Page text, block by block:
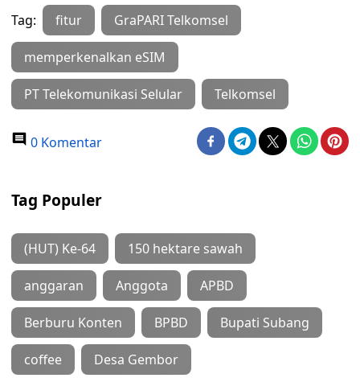
Tag: fitur GraPARI Telkomsel
memperkenalkan eSIM
PT Telekomunikasi Selular Telkomsel
0 Komentar
Tag Populer
(HUT) Ke-64 150 hektare sawah
anggaran Anggota APBD
Berburu Konten BPBD Bupati Subang
coffee Desa Gembor